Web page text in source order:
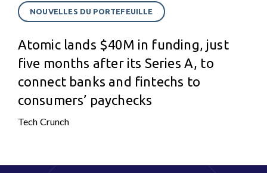
NOUVELLES DU PORTEFEUILLE
Atomic lands $40M in funding, just
five months after its Series A, to
connect banks and fintechs to
consumers’ paychecks
Tech Crunch